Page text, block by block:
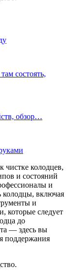
состоять,
обзор…
колодцев,
и состояний
и
колодцы, включая
и
которые следует
до
— здесь вы
поддержания